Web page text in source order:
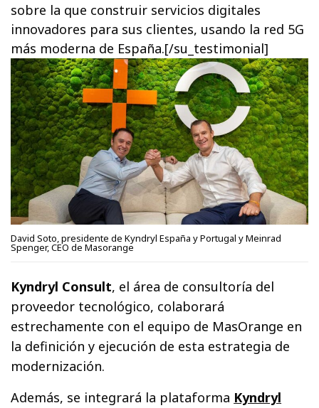
sobre la que construir servicios digitales
innovadores para sus clientes, usando la red 5G
más moderna de España.[/su_testimonial]
David Soto, presidente de Kyndryl España y Portugal y Meinrad
Spenger, CEO de Masorange
Kyndryl Consult, el área de consultoría del
proveedor tecnológico, colaborará
estrechamente con el equipo de MasOrange en
la definición y ejecución de esta estrategia de
modernización.
Además, se integrará la plataforma Kyndryl